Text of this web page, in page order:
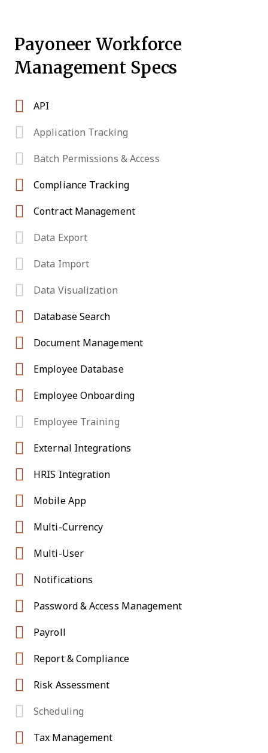
Payoneer Workforce
Management Specs
API
Application Tracking
Batch Permissions & Access
Compliance Tracking
Contract Management
Data Export
Data Import
Data Visualization
Database Search
Document Management
Employee Database
Employee Onboarding
Employee Training
External Integrations
HRIS Integration
Mobile App
Multi-Currency
Multi-User
Notifications
Password & Access Management
Payroll
Report & Compliance
Risk Assessment
Scheduling
Tax Management